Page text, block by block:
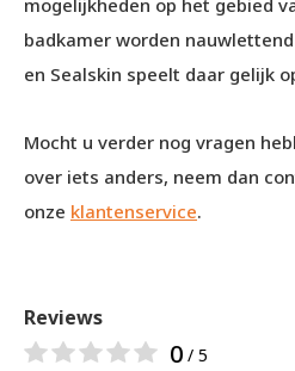
mogelijkheden op het gebied
badkamer worden
en Sealskin speelt daar gelijk
Mocht u verder nog vragen
over iets anders, neem dan
onze klantenservice.
Reviews
0 / 5